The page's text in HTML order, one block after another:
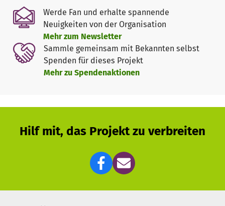
Werde Fan und erhalte spannende
Neuigkeiten von der Organisation
Mehr zum Newsletter
Sammle gemeinsam mit Bekannten selbst
Spenden für dieses Projekt
Mehr zu Spendenaktionen
Hilf mit, das Projekt zu verbreiten